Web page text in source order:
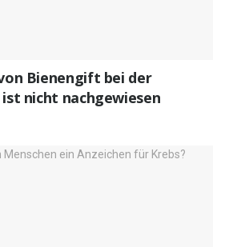
Bienengift bei der
nicht nachgewiesen